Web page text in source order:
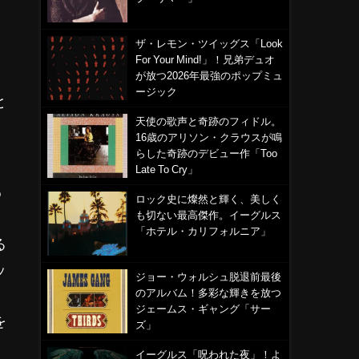
ザ・レモン・ツイッグス「Look
For Your Mind!」！兄弟デュオ
が放つ2026年最強のポップミュ
ージック
天使の歌声と奇跡のフィドル。
16歳のアリソン・クラウスが鳴
らした奇跡のデビュー作「Too
Late To Cry」
ロック史に燦然と輝く、美しく
も切ない最高傑作。イーグルス
「ホテル・カリフォルニア」
ジョー・ウォルシュ脱退前最後
のアルバム！多彩な輝きを放つ
ジェームス・ギャング「サー
ズ」
イーグルス「呪われた夜」！よ